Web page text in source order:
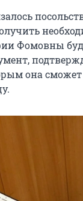
Фомовны
она сможет